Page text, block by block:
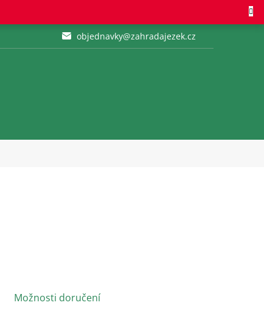
objednavky@zahradajezek.cz
Možnosti doručení